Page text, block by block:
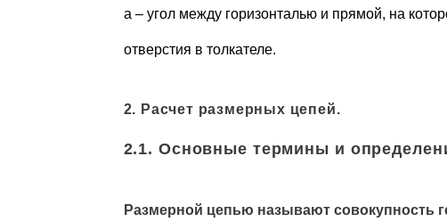
a – угол между горизонталью и прямой, на
отверстия в толкателе.
2. Расчет размерных цепей.
2.1. Основные термины и
Размерной цепью называют совокупность